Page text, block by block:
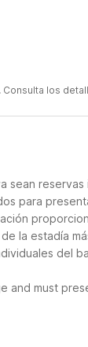
los
sean
para
la estadía
del
and must